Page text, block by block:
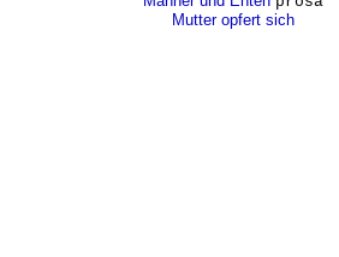
Mutter opfert sich